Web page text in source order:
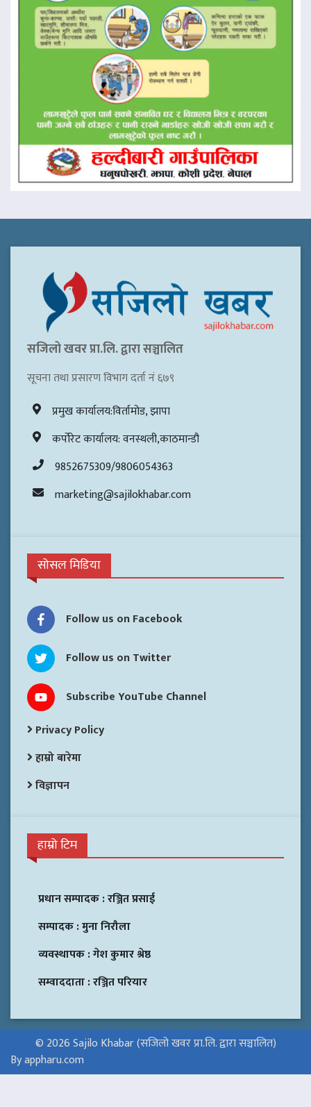
सजिलो खवर प्रा.लि. द्वारा सञ्चालित
सूचना तथा प्रसारण विभाग दर्ता नं ६७९
प्रमुख कार्यालय:विर्तामोड, झापा
कर्पोरेट कार्यालय: वनस्थली,काठमान्डौ
9852675309/9806054363
marketing@sajilokhabar.com
सोसल मिडिया
Follow us on Facebook
Follow us on Twitter
Subscribe YouTube Channel
Privacy Policy
हाम्रो बारेमा
विज्ञापन
हाम्रो टिम
प्रधान सम्पादक :रञ्जित प्रसाई
सम्पादक :मुना निरौला
व्यवस्थापक :गेश कुमार श्रेष्ठ
सम्वाददाता :रञ्जित परियार
© 2026 Sajilo Khabar (सजिलो खवर प्रा.लि. द्वारा सञ्चालित)
By appharu.com